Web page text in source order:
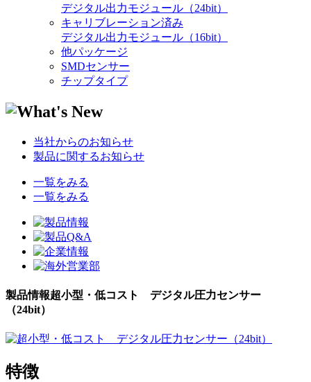
デジタル出力モジュール（24bit）
キャリブレーション済み
デジタル出力モジュール（16bit）
他パッケージ
SMDセンサー
チップタイプ
当社からのお知らせ
製品に関するお知らせ
一覧をみる
一覧をみる
製品情報超小型・低コスト デジタル圧力センサー
（24bit）
特徴